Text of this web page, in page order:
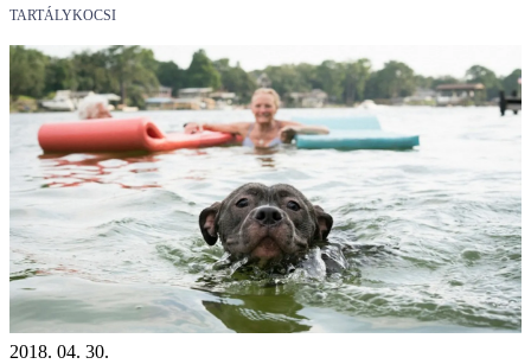
TARTÁLYKOCSI
2018. 04. 30.